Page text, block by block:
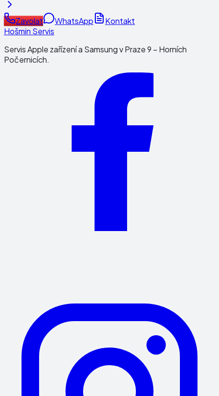
Zavolat WhatsApp
Kontakt
Hošmin Servis
Servis Apple zařízení a Samsung v Praze 9 – Horních
Počernicích.